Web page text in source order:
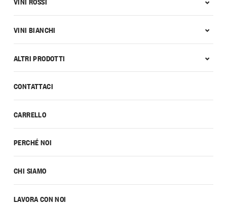
CONTATTACI
CARRELLO
PERCHÉ NOI
CHI SIAMO
LAVORA CON NOI
VINI BIANCHI
ALTRI PRODOTTI